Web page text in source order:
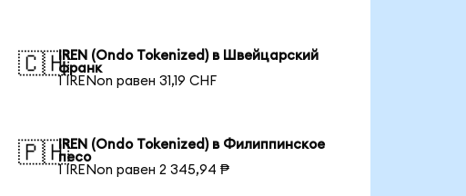
🇨🇭IREN (Ondo Tokenized) в Швейцарский
франк
1 IRENon равен 31,19 CHF
🇵🇭IREN (Ondo Tokenized) в Филиппинское
песо
1 IRENon равен 2 345,94 ₱